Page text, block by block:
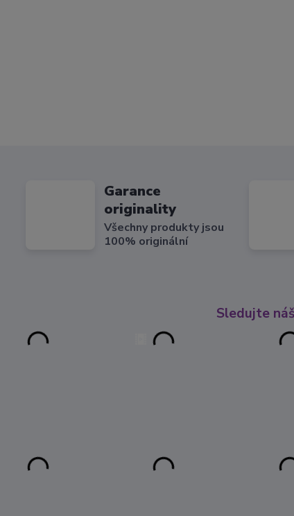
Garance
originality
Všechny produkty jsou
100% originální
Sledujte